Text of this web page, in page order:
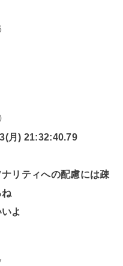
月) 21:32:40.79
リティへの配慮には疎
よ